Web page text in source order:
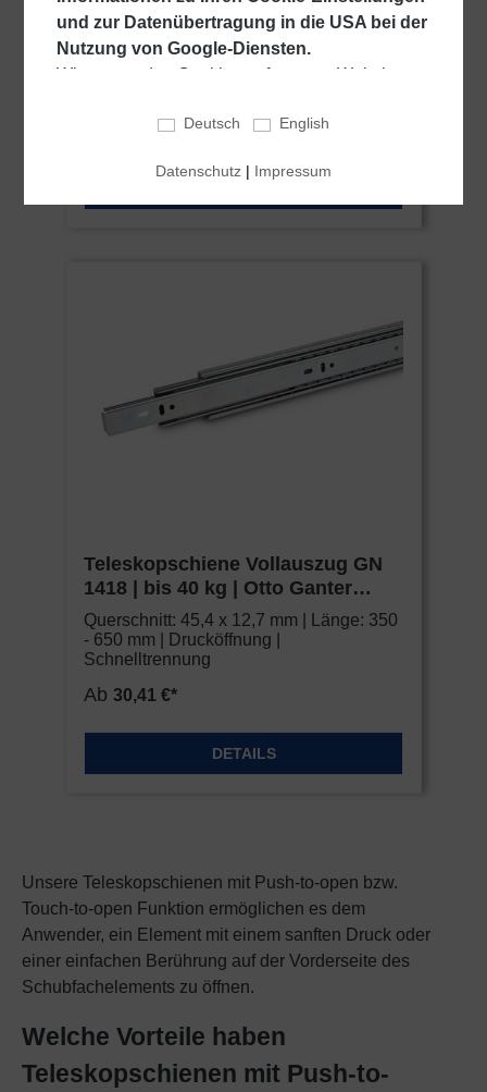
PTO | bis 36 kg | Drucköffnung |
Schock Metall CLASSIC
Querschnitt 12,7 x 45,7 mm | Länge 300
bis 600 mm | Drucköffnung
12,35 €*
Teleskopschiene Vollauszug GN
1418 | bis 40 kg | Otto Ganter
GmbH & Co. KG
Querschnitt: 45,4 x 12,7 mm | Länge: 350
- 650 mm | Drucköffnung |
Schnelltrennung
Ab 30,41 €*
DETAILS
Unsere Teleskopschienen mit Push-to-open bzw.
Touch-to-open Funktion ermöglichen es dem
Anwender, ein Element mit einem sanften Druck oder
einer einfachen Berührung auf der Vorderseite des
Schubfachelements zu öffnen.
Welche Vorteile haben
Teleskopschienen mit Push-to-
und zur Datenübertragung in die USA bei der
Nutzung von Google-Diensten.
Wir verwenden Cookies auf unserer Website.
Website unbedingt erforderlich ("essentiell").
Sie ihrer Verwendung zustimmen (z. B. für
Google Maps).
Einstellungen speichern" möchten.
Die Zustimmung zur Verwendung von nicht
essentiellen Cookies ist freiwillig. Sie können
Datenschutzbestimmungen.
Wir nutzen Google Analytics, um eine
kontinuierliche Analyse und statistische
Auswertung der Website zu erhalten, um die
Dabei wird das Nutzerverhalten an Google LLC
Verweildauer und die Interaktion verarbeitet, die
von Google für eigene Zwecke, zur Profilbildung
Indem Sie das mit den Google-Diensten
verbundene Cookie akzeptieren, erklären Sie
sich gemäß Art. 49 Abs.. 1 S. 1 lit. a DSGVO ein,
dass Ihre Daten in den USA durch Google
verarbeitet werden. Die USA werden vom
einem nach EU-Standards unzureichenden
Deutsch English
Datenschutz | Impressum